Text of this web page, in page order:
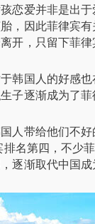
恋爱并非是出
，因此菲律宾
开，只留下菲律
韩国人的好感
子逐渐成为了菲
人带给他们不
名第四，不少
逐渐取代中国成